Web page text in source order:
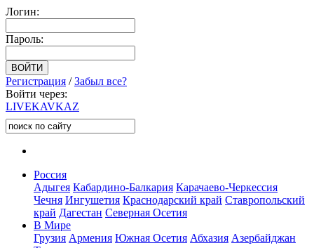
Логин:
Пароль:
Регистрация /Забыл все?
Войти через:
LIVEKAVKAZ
Россия
Адыгея Кабардино-Балкария Карачаево-Черкессия
Чечня Ингушетия Краснодарский край Ставропольский
край Дагестан Северная Осетия
В Мире
Грузия Армения Южная Осетия Абхазия Азербайджан